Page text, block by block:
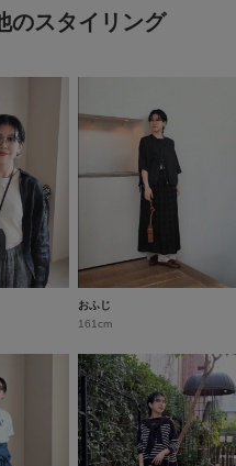
のスタイリング
おふじ
161cm